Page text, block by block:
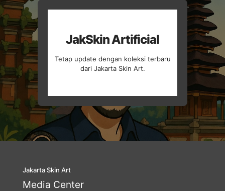
JakSkin Artificial
Tetap update dengan koleksi terbaru
dari Jakarta Skin Art.
Jakarta Skin Art
Media Center